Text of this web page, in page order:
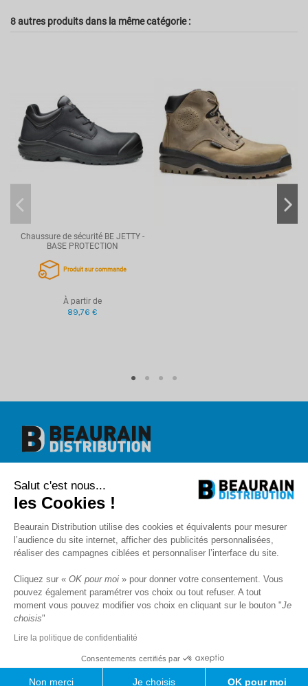
8 autres produits dans la même catégorie :
Chaussure de sécurité BE JETTY -
BASE PROTECTION
Produit sur commande
À partir de
89,76 €
1 rue de l'abbé Caron
BP 40020
80390 Fressenneville
contact@beaurain-distribution.com
Qui sommes-nous?
Mentions légales
CGV
Politique de protection des données
Livraison
SAV et Garantie
Newsletter
Salut c'est nous...
les Cookies !
Beaurain Distribution utilise des cookies et équivalents pour mesurer
l’audience du site internet, afficher des publicités personnalisées,
réaliser des campagnes ciblées et personnaliser l’interface du site.
Cliquez sur « OK pour moi » pour donner votre consentement. Vous
pouvez également paramétrer vos choix ou tout refuser. A tout
moment vous pouvez modifier vos choix en cliquant sur le bouton "Je
choisis"
Lire la politique de confidentialité
Consentements certifiés par
Non merci Je choisis OK pour moi